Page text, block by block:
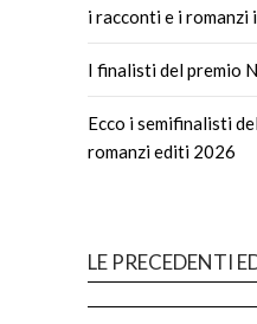
i racconti e i romanzi
I finalisti del premio
Ecco i semifinalisti
romanzi editi 2026
LE PRECEDENTI